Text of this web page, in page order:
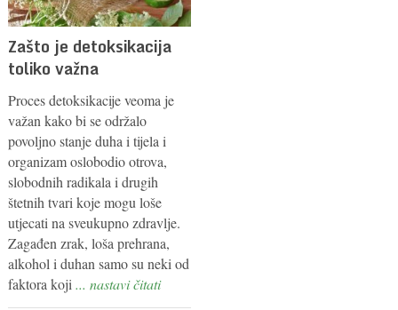
Zašto je detoksikacija
toliko važna
Proces detoksikacije veoma je
važan kako bi se održalo
povoljno stanje duha i tijela i
organizam oslobodio otrova,
slobodnih radikala i drugih
štetnih tvari koje mogu loše
utjecati na sveukupno zdravlje.
Zagađen zrak, loša prehrana,
alkohol i duhan samo su neki od
faktora koji... nastavi čitati